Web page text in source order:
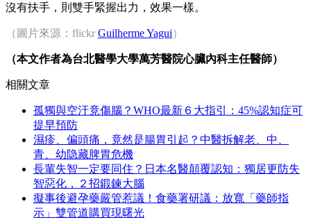
沒有扶手，則雙手緊握出力，效果一樣。
（圖片來源：flickr Guilherme Yagui）
（本文作者為台北醫學大學萬芳醫院心臟內科主任醫師）
相關文章
孤獨與空汙竟傷腦？WHO最新６大指引：45%認知症可
提早預防
濕疹、偏頭痛，竟然是腸胃引起？中醫拆解老、中、
青、幼隐藏脾胃危機
長輩失智一定要同住？日本名醫顛覆認知：獨居更防失
智惡化，２招鍛鍊大腦
擬事後避孕藥嚴管惹議！食藥署研議：放寬「藥師指
示」雙管道購買現曙光